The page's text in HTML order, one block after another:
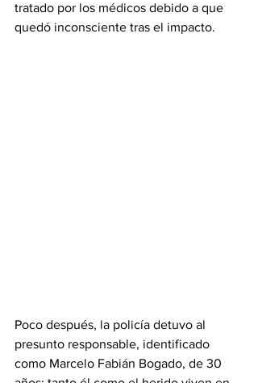
tratado por los médicos debido a que
quedó inconsciente tras el impacto.
Poco después, la policía detuvo al
presunto responsable, identificado
como Marcelo Fabián Bogado, de 30